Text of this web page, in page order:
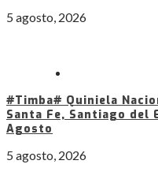
5 agosto, 2026
#Timba# Quiniela
Santa Fe, Santiago del
Agosto
5 agosto, 2026